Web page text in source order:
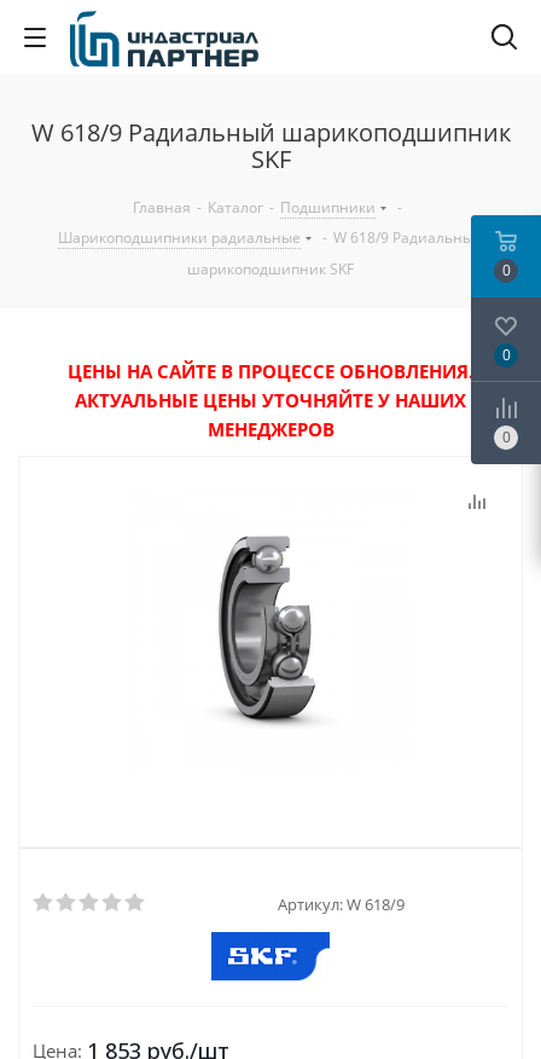
W 618/9 Радиальный шарикоподшипник
SKF
Главная - Каталог - Подшипники
-
Шарикоподшипники радиальные
- W 618/9 Радиальный
шарикоподшипник SKF
ЦЕНЫ НА САЙТЕ В ПРОЦЕССЕ ОБНОВЛЕНИЯ.
АКТУАЛЬНЫЕ ЦЕНЫ УТОЧНЯЙТЕ У НАШИХ
МЕНЕДЖЕРОВ
Артикул:W 618/9
Цена: 1 853 руб./шт
0
0
0